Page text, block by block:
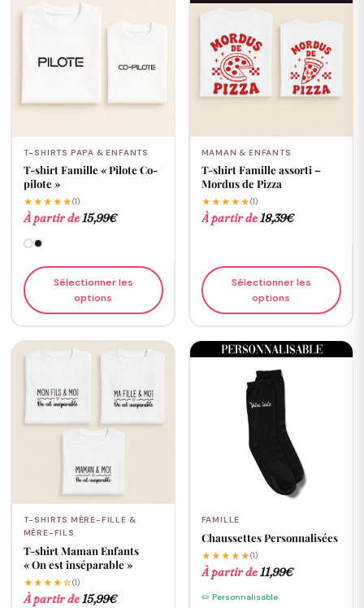
T-SHIRTS PAPA & ENFANTS
T-shirt Famille « Pilote Co-
pilote »
★★★★★(1)
À partir de15,99€
Sélectionner les
options
MAMAN & ENFANTS
T-shirt Famille assorti –
Mordus de Pizza
★★★★★(1)
À partir de18,39€
Sélectionner les
options
T-SHIRTS MÈRE-FILLE &
MÈRE-FILS
T-shirt Maman Enfants
« On est inséparable »
★★★★☆(1)
À partir de15,99€
FAMILLE
Chaussettes Personnalisées
★★★★★(1)
À partir de11,99€
✏️ Personnalisable